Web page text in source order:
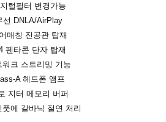
털필터 변경가능
선 DNLA/AirPlay
매칭 진공관 탑재
펜타콘 단자 탑재
워크 스트리밍 기능
A 헤드폰 앰프
지터 메모리 버퍼
풋에 갈바닉 절연 처리